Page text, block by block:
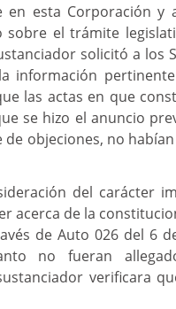
en esta Corporación y
el trámite
solicitó a los
información
las actas en que
se hizo el anuncio
objeciones, no
del carácter
acerca de la
de Auto 026 del 6
no fueran
verificara